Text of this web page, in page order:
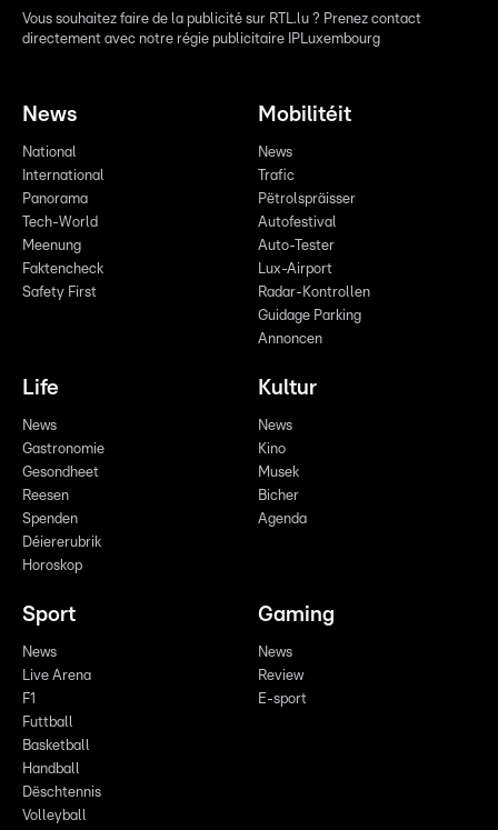
Vous souhaitez faire de la publicité sur RTL.lu ? Prenez contact
directement avec notre régie publicitaire IPLuxembourg
News
National
International
Panorama
Tech-World
Meenung
Faktencheck
Safety First
Mobilitéit
News
Trafic
Pëtrolspräisser
Autofestival
Auto-Tester
Lux-Airport
Radar-Kontrollen
Guidage Parking
Annoncen
Life
News
Gastronomie
Gesondheet
Reesen
Spenden
Déiererubrik
Horoskop
Kultur
News
Kino
Musek
Bicher
Agenda
Sport
News
Live Arena
F1
Futtball
Basketball
Handball
Dëschtennis
Volleyball
Gaming
News
Review
E-sport